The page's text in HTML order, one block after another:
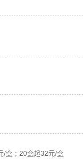
/盒；20盒起32元/盒